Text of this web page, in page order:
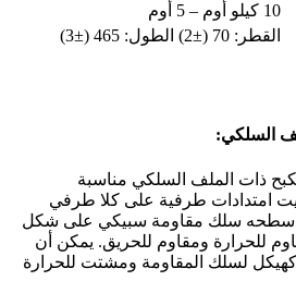
10 كيلو أوم – 5 أوم
القطر: 70 (±2) الطول: 465 (±3)
السلكي:
ذات الملف السلكي مناسبة
امتدادات طرفية على كلا طرفي
سطحه سلك مقاومة سبيكي على شكل
للحرارة ومقاوم للحريق. يمكن أن
كهيكل لسلك المقاومة ومشتت للحرارة